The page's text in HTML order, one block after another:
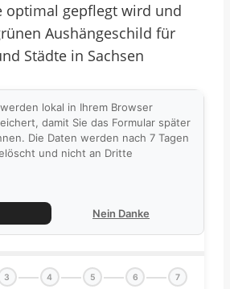
optimal gepflegt wird und
Aushängeschild für
Städte in Sachsen
lokal in Ihrem Browser
damit Sie das Formular später
Die Daten werden nach 7 Tagen
und nicht an Dritte
Nein Danke
3 4 5 6 7